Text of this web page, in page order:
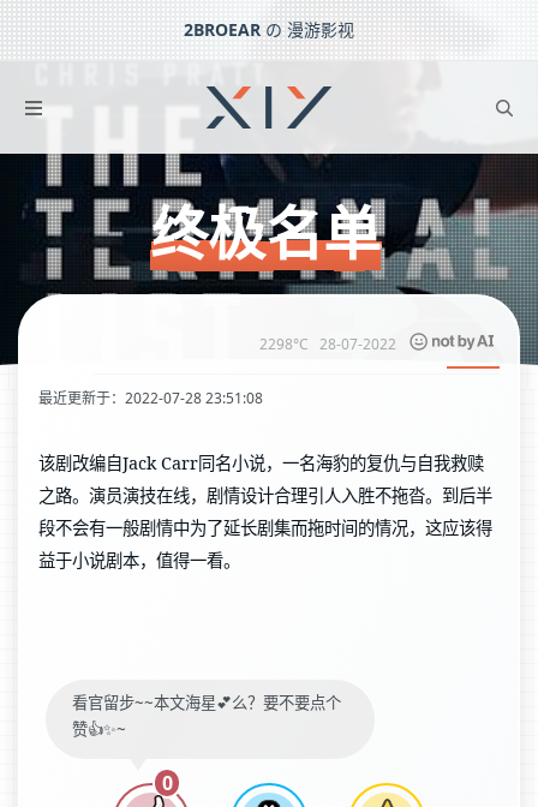
2BROEARの 漫游影视
终极名单
下一篇：绝命毒师
终极名单
2298°C 28-07-2022
最近更新于：2022-07-28 23:51:08
该剧改编自Jack Carr同名小说，一名海豹的复仇与自我救赎
之路。演员演技在线，剧情设计合理引人入胜不拖沓。到后半
段不会有一般剧情中为了延长剧集而拖时间的情况，这应该得
益于小说剧本，值得一看。
看官留步~~本文海星💕么？要不要点个
赞👍✨~
0